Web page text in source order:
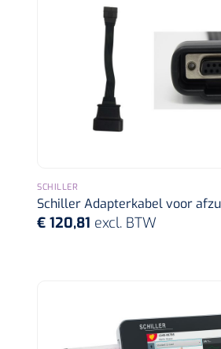
Wandbeugels
Toiletstoelen
Douchetabouretten
Toiletverhogers
Transferhulpmiddelen
Dispenser Deb transparant - wit -
SCHILLER
Schiller Adapterkabel voor
€ 120,81 excl. BTW